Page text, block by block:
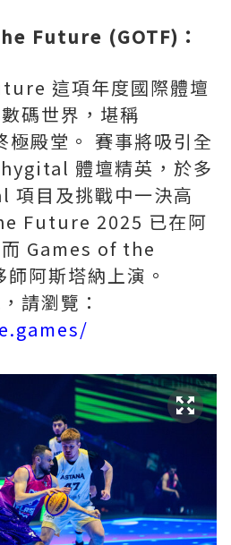
Future (GOTF) ：
這項年度國際體壇
碼世界，堪稱
殿堂。 賽事將吸引全
體壇精英，於多
目及挑戰中一決高
Future 2025 已在阿
Games of the
阿斯塔納上演。
請瀏覽：